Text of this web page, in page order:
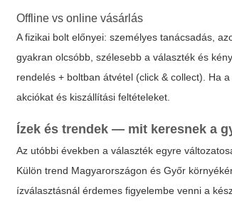
Offline vs online vásárlás
A fizikai bolt előnyei: személyes tanácsadás,
gyakran olcsóbb, szélesebb a választék és
rendelés + boltban átvétel (click & collect). Ha
akciókat és kiszállítási feltételeket.
Ízek és trendek — mit keresnek a
Az utóbbi években a választék egyre
Külön trend Magyarországon és Győr
ízválasztásnál érdemes figyelembe venni a